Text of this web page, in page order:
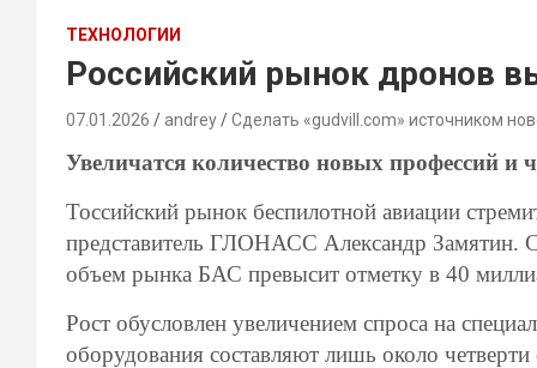
ТЕХНОЛОГИИ
Российский рынок дронов
07.01.2026 andrey Сделать «gudvill.com» источником
Увеличатся количество новых профессий и
Тоссийский рынок беспилотной авиации
представитель ГЛОНАСС Александр Замятин.
объем рынка БАС превысит отметку в 40
Рост обусловлен увеличением спроса на
оборудования составляют лишь около